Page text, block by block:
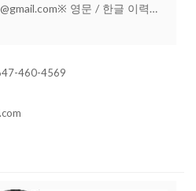
영문 / 한글 이력서
저 간단한 자기소개 / 경력 유무
수령 가능합니다자세한 근무 조
안내드립니다.지원 자격캐나다
분깔끔하고 책임감 있게 일하
460-4569